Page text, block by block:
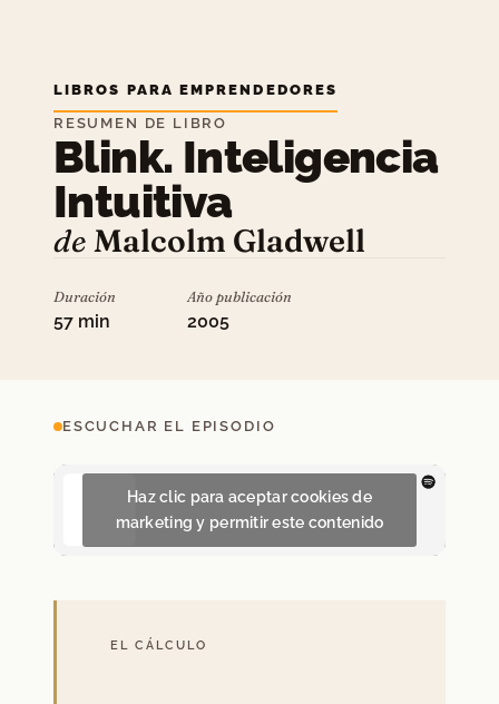
LIBROS PARA EMPRENDEDORES
RESUMEN DE LIBRO
Blink. Inteligencia
Intuitiva
de Malcolm Gladwell
Duración
57 min
Año publicación
2005
ESCUCHAR EL EPISODIO
Haz clic para aceptar cookies de
marketing y permitir este contenido
EL CÁLCULO